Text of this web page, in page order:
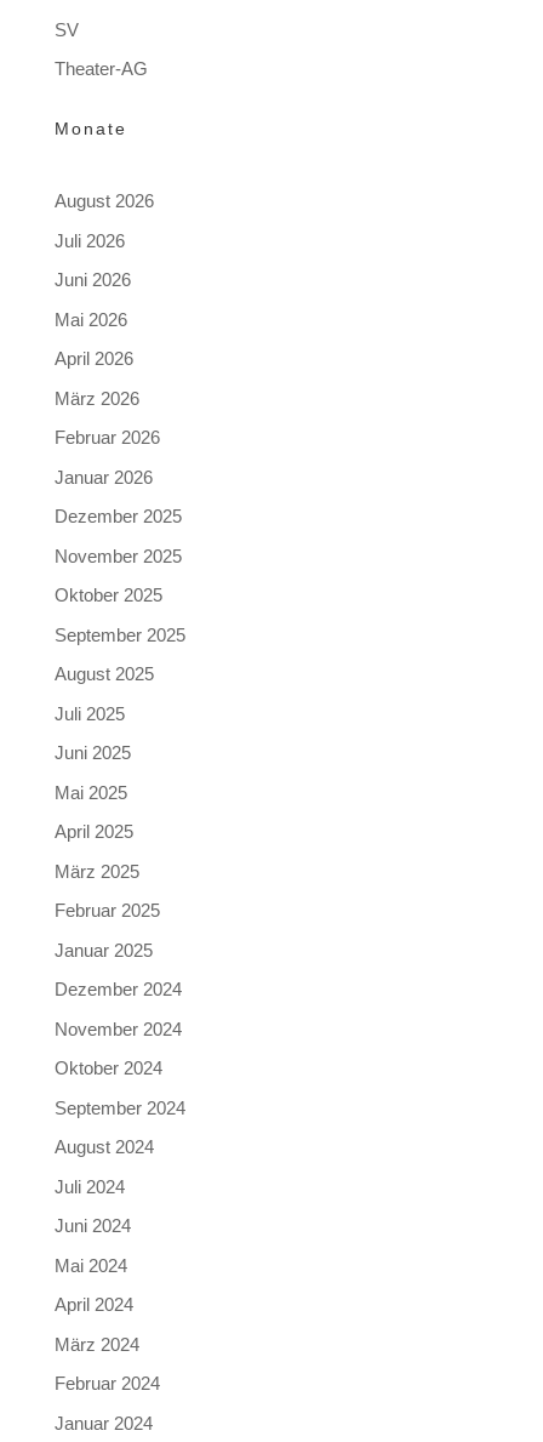
SV
Theater-AG
Monate
August 2026
Juli 2026
Juni 2026
Mai 2026
April 2026
März 2026
Februar 2026
Januar 2026
Dezember 2025
November 2025
Oktober 2025
September 2025
August 2025
Juli 2025
Juni 2025
Mai 2025
April 2025
März 2025
Februar 2025
Januar 2025
Dezember 2024
November 2024
Oktober 2024
September 2024
August 2024
Juli 2024
Juni 2024
Mai 2024
April 2024
März 2024
Februar 2024
Januar 2024